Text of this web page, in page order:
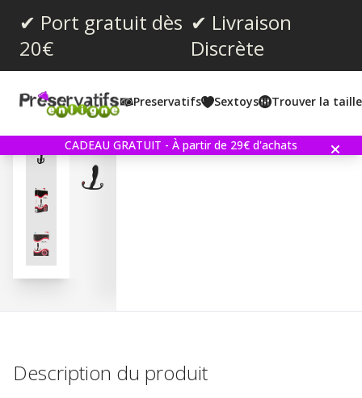
✔ Port gratuit dès
20€
✔ Livraison
Discrète
Preservatifs Sextoys Trouver la
CADEAU GRATUIT - À partir de 29€ d'achats
Note moyenne:
5.0 votes:
4
Helix Syn Trident - Black
Description du produit